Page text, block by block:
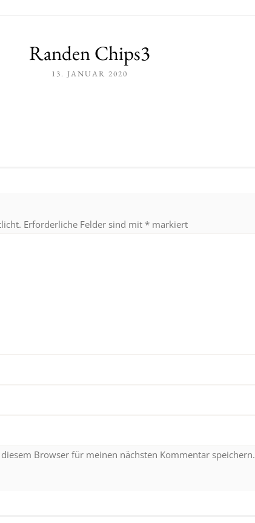
Randen Chips3
13. JANUAR 2020
Erforderliche Felder sind mit * markiert
Browser für meinen nächsten Kommentar speichern.